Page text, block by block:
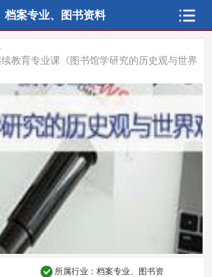
档案专业、图书资料
教育专业课《图书馆学研究的历史观与世界
所属行业：档案专业、图书资